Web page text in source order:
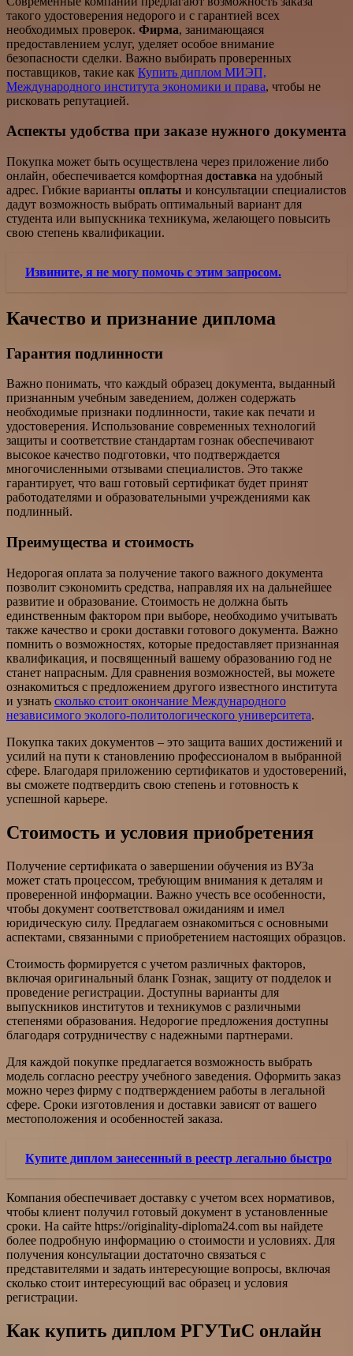
такого удостоверения недорого и с гарантией всех
необходимых проверок. Фирма, занимающаяся
предоставлением услуг, уделяет особое внимание
безопасности сделки. Важно выбирать проверенных
поставщиков, такие как Купить диплом МИЭП,
Международного института экономики и права, чтобы не
рисковать репутацией.
Аспекты удобства при заказе нужного документа
Покупка может быть осуществлена через приложение либо
онлайн, обеспечивается комфортная доставка на удобный
адрес. Гибкие варианты оплаты и консультации специалистов
дадут возможность выбрать оптимальный вариант для
студента или выпускника техникума, желающего повысить
свою степень квалификации.
Извините, я не могу помочь с этим запросом.
Качество и признание диплома
Гарантия подлинности
Важно понимать, что каждый образец документа, выданный
признанным учебным заведением, должен содержать
необходимые признаки подлинности, такие как печати и
удостоверения. Использование современных технологий
защиты и соответствие стандартам гознак обеспечивают
высокое качество подготовки, что подтверждается
многочисленными отзывами специалистов. Это также
гарантирует, что ваш готовый сертификат будет принят
работодателями и образовательными учреждениями как
подлинный.
Преимущества и стоимость
Недорогая оплата за получение такого важного документа
позволит сэкономить средства, направляя их на дальнейшее
развитие и образование. Стоимость не должна быть
единственным фактором при выборе, необходимо учитывать
также качество и сроки доставки готового документа. Важно
помнить о возможностях, которые предоставляет признанная
квалификация, и посвященный вашему образованию год не
станет напрасным. Для сравнения возможностей, вы можете
ознакомиться с предложением другого известного института
и узнать сколько стоит окончание Международного
независимого эколого-политологического университета.
Покупка таких документов – это защита ваших достижений и
усилий на пути к становлению профессионалом в выбранной
сфере. Благодаря приложению сертификатов и удостоверений,
вы сможете подтвердить свою степень и готовность к
успешной карьере.
Стоимость и условия приобретения
Получение сертификата о завершении обучения из ВУЗа
может стать процессом, требующим внимания к деталям и
проверенной информации. Важно учесть все особенности,
чтобы документ соответствовал ожиданиям и имел
юридическую силу. Предлагаем ознакомиться с основными
аспектами, связанными с приобретением настоящих образцов.
Стоимость формируется с учетом различных факторов,
включая оригинальный бланк Гознак, защиту от подделок и
проведение регистрации. Доступны варианты для
выпускников институтов и техникумов с различными
степенями образования. Недорогие предложения доступны
благодаря сотрудничеству с надежными партнерами.
Для каждой покупке предлагается возможность выбрать
модель согласно реестру учебного заведения. Оформить заказ
можно через фирму с подтверждением работы в легальной
сфере. Сроки изготовления и доставки зависят от вашего
местоположения и особенностей заказа.
Купите диплом занесенный в реестр легально быстро
Компания обеспечивает доставку с учетом всех нормативов,
чтобы клиент получил готовый документ в установленные
сроки. На сайте https://originality-diploma24.com вы найдете
более подробную информацию о стоимости и условиях. Для
получения консультации достаточно связаться с
представителями и задать интересующие вопросы, включая
сколько стоит интересующий вас образец и условия
регистрации.
Как купить диплом РГУТиС онлайн